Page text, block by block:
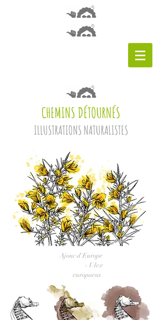
CHEMINS DÉTOURNÉS
ILLUSTRATIONS NATURALISTES
Ajonc d'Europe
- Ulex
europaeus